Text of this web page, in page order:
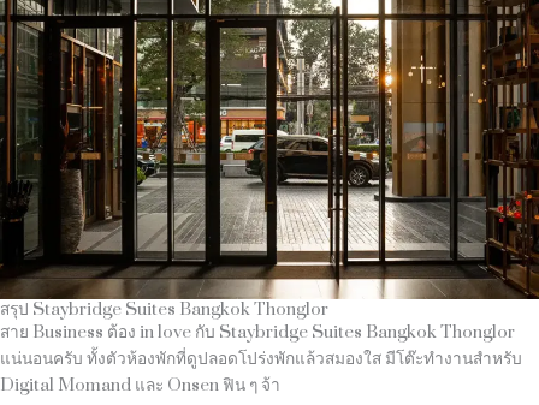
สรุป Staybridge Suites Bangkok Thonglor
สาย Business ต้อง in love กับ Staybridge Suites Bangkok Thonglor
แน่นอนครับ ทั้งตัวห้องพักที่ดูปลอดโปร่งพักแล้วสมองใส มีโต๊ะทำงานสำหรับ
Digital Momand และ Onsen ฟิน ๆ จ้า